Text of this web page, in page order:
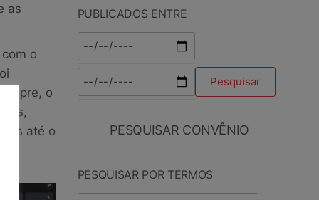
as
o
o
até o
PUBLICADOS ENTRE
PESQUISAR CONVÊNIO
PESQUISAR POR TERMOS